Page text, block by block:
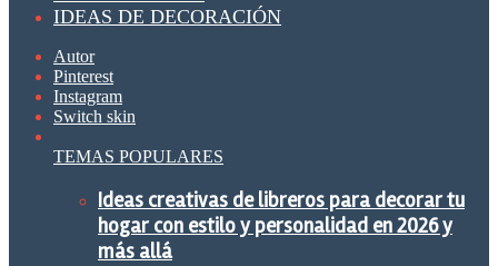
IDEAS DE DECORACIÓN
Autor
Pinterest
Instagram
Switch skin
TEMAS POPULARES
Ideas creativas de libreros para decorar tu
hogar con estilo y personalidad en 2026 y
más allá